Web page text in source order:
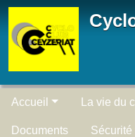
Accueil La vie du
Documents Sécurité
Panneau de gestion des